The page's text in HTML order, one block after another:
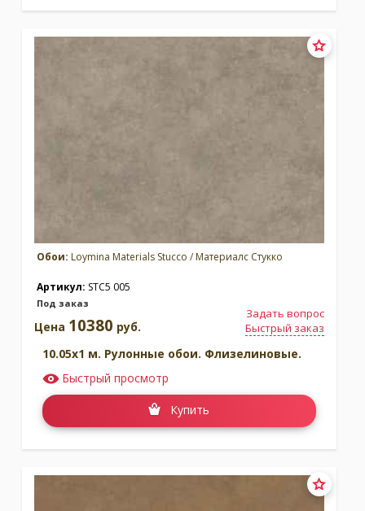
Обои: Loymina Materials Stucco / Материалс Стукко
Артикул: STC5 005
Под заказ
Задать вопрос
Быстрый заказ
Цена 10380 руб.
10.05x1 м. Рулонные обои. Флизелиновые.
Быстрый просмотр
Купить